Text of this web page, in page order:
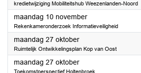
kredietwijziging Mobiliteitshub Weezenlanden-Noord
maandag 10 november2025
Rekenkameronderzoek Informatieveiligheid
maandag 27 oktober2025
Ruimtelijk Ontwikkelingsplan Kop van Oost
maandag 27 oktober2025
Toekomstperspectief Holtenbroek